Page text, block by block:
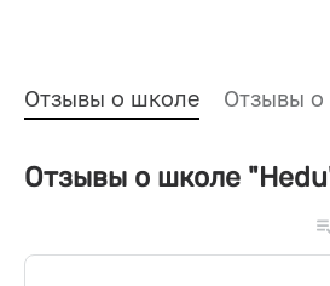
Отзывы о школе Отзывы о
Отзывы о школе